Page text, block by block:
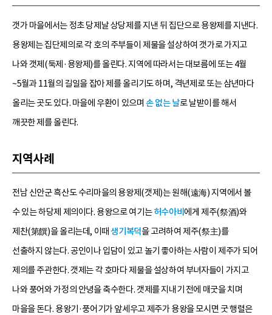
갯가 마을에서는 정초 당제날 상당제를 지낸 뒤 집단으로 용왕제를 지낸다.
용왕제는 집단제의로 각 호의 주부들이 제물을 설상하여 갯가로 가지고
나와 갯제(둑제·용왕제)를 올린다. 지역에 따라서는 대보름에 또는 4월
~5월과 11월의 길일을 잡아 제를 올리기도 하며, 격년제로 또는 삼년마다
올리는 곳도 있다. 마을에 우환이 있으며 손 없는 날로 날받이를 해서
깨끗한 제를 올린다.
지역사례
전남 신안군 흑산도 수리마을의 용왕제(갯제)는 원해(遠海) 지역에서 볼
수 있는 하당제 제의이다. 용왕으로 여기는허수아비 에게 제주(祭酒)와
제찬(第饌)을 올리는데, 이때생기복덕을 고려하여 제주(祭主)를
선출하지 않는다. 공인이나 입담이 있고 놀기 좋아하는 사람이 제주가 되어
제의를 주관한다. 갯제는 각 호마다 제물을 설상하여 부녀자들이 가지고
나와 풍어와 가정의 안녕을 축수한다. 갯제를 지내기 전에 매굿을 치며
마을을 돈다. 용왕기·풍어기가 앞세우고 제주가 용왕을 모시면 굿 행렬은